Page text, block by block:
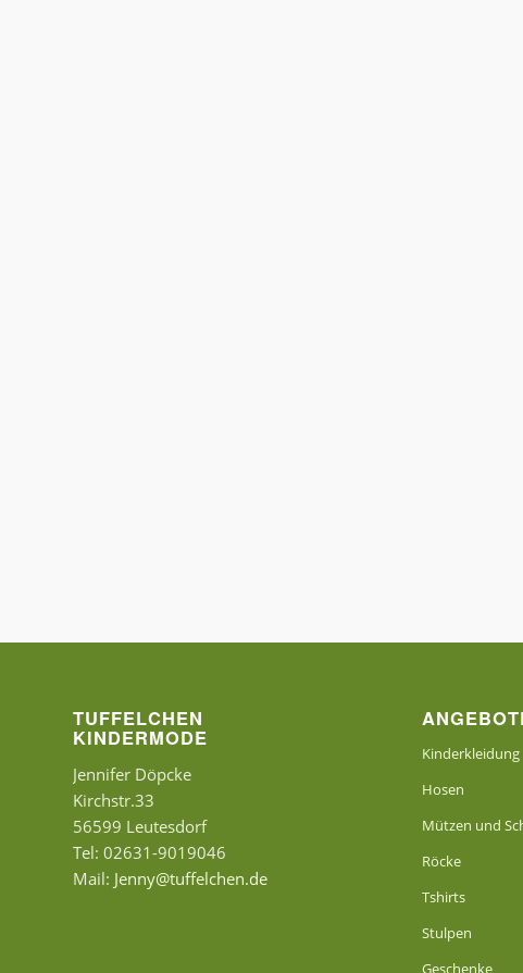
TUFFELCHEN
KINDERMODE
Jennifer Döpcke
Kirchstr.33
56599 Leutesdorf
Tel: 02631-9019046
Mail: Jenny@tuffelchen.de
Kinderkleidung
Hosen
Mützen und
Röcke
Tshirts
Stulpen
Geschenke